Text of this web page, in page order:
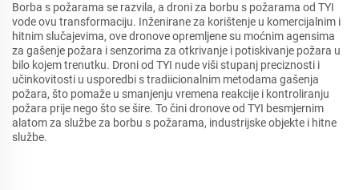
Borba s požarama se razvila, a droni za borbu s požarama od TYI
vode ovu transformaciju. Inženirane za korištenje u komercijalnim i
hitnim slučajevima, ove dronove opremljene su moćnim agensima
za gašenje požara i senzorima za otkrivanje i potiskivanje požara u
bilo kojem trenutku. Droni od TYI nude viši stupanj preciznosti i
učinkovitosti u usporedbi s tradiicionalnim metodama gašenja
požara, što pomaže u smanjenju vremena reakcije i kontroliranju
požara prije nego što se šire. To čini dronove od TYI besmjernim
alatom za službe za borbu s požarama, industrijske objekte i hitne
službe.